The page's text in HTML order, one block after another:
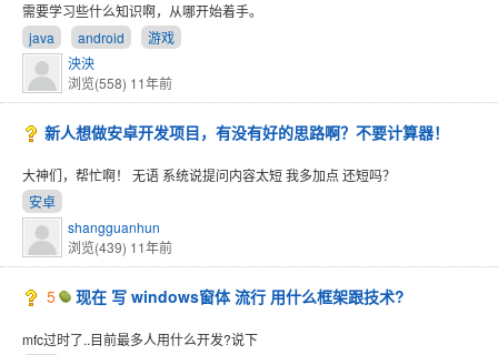
需要学习些什么知识啊，从哪开始着手。
java
android
游戏
泱泱
浏览(558) 11年前
新人想做安卓开发项目，有没有好的思路啊？不要计算器！
大神们，帮忙啊！ 无语 系统说提问内容太短 我多加点 还短吗？
安卓
shangguanhun
浏览(439) 11年前
5 现在 写 windows窗体 流行 用什么框架跟技术?
mfc过时了..目前最多人用什么开发?说下